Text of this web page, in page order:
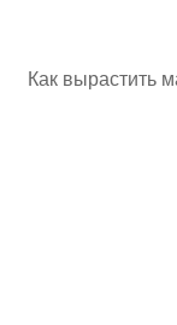
Как вырастить